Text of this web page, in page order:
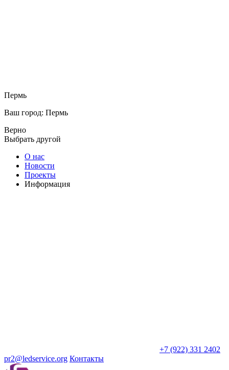
Пермь
Ваш город: Пермь
Верно
Выбрать другой
О нас
Новости
Проекты
Информация
+7 (922) 331 2402
pr2@ledservice.org Контакты